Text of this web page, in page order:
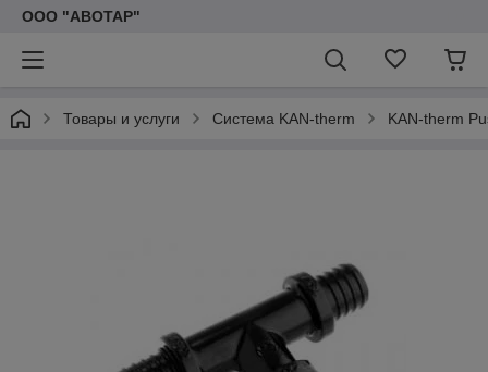
ООО "АВОТАР"
Товары и услуги Система KAN-therm KAN-therm